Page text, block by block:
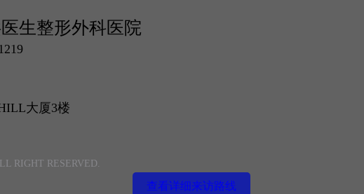
生整形外科医院
大厦3楼
RIGHT RESERVED.
查看详细来访路线